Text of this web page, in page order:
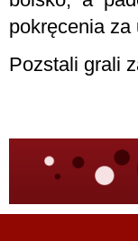
pokręcenia za
Pozstali grali